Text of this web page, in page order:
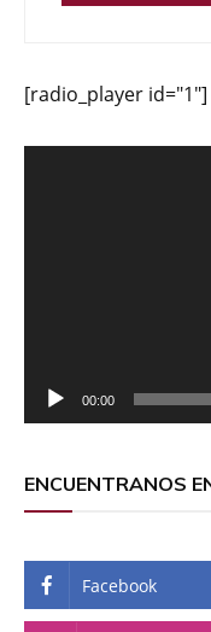
[radio_player id="1"]
00:00
ENCUENTRANOS
Facebook